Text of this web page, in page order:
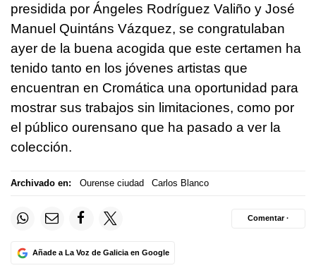
presidida por Ángeles Rodríguez Valiño y José
Manuel Quintáns Vázquez, se congratulaban
ayer de la buena acogida que este certamen ha
tenido tanto en los jóvenes artistas que
encuentran en Cromática una oportunidad para
mostrar sus trabajos sin limitaciones, como por
el público ourensano que ha pasado a ver la
colección.
Archivado en: Ourense ciudad Carlos Blanco
Añade a La Voz de Galicia en Google
Comentar ·